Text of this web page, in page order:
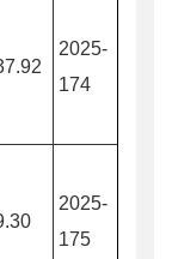
2025-
174
2025-
175